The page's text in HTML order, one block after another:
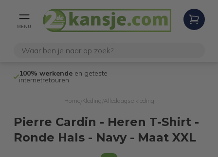
MENU
100% werkende en geteste
internetretouren
Home/ Kleding Alledaagse kleding
Pierre Cardin - Heren T-Shirt -
Ronde Hals - Navy - Maat XXL